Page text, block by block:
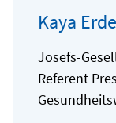
Kaya
Josefs-
Referent